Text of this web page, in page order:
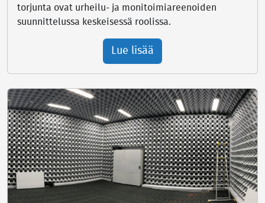
torjunta ovat urheilu- ja monitoimiareenoiden
suunnittelussa keskeisessä roolissa.
Lue lisää